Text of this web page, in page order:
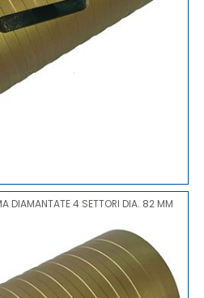
DIAMANTATE 4 SETTORI DIA. 82 MM